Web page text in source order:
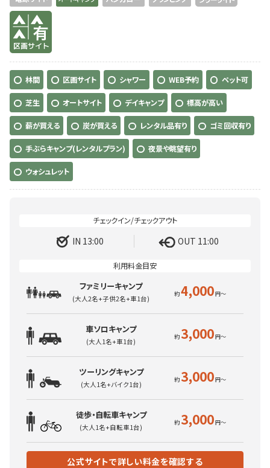
有り
林間 区画サイト シャワー WEB予約 ペット可
芝生 オートサイト デイキャンプ 標高が高い
薪が買える 炭が買える レンタル品有り ゴミ回収有り
手ぶらキャンプ(レンタルプラン) 夜景や眺望有り
ウォシュレット
IN 13:00 OUT 11:00
ファミリーキャンプ
(大人2名+子供2名+車1台) 4,000
車ソロキャンプ
(大人1名+車1台) 3,000
ツーリングキャンプ
(大人1名+バイク1台) 3,000
徒歩・自転車キャンプ
(大人1名+自転車1台) 3,000
公式サイトで詳しい料金を確認する